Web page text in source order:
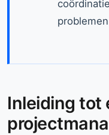
problemen
Inleiding tot